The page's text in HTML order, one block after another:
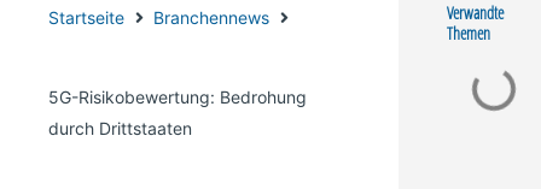
Startseite Branchennews
5G-Risikobewertung: Bedrohung
durch Drittstaaten
Verwandte
Themen